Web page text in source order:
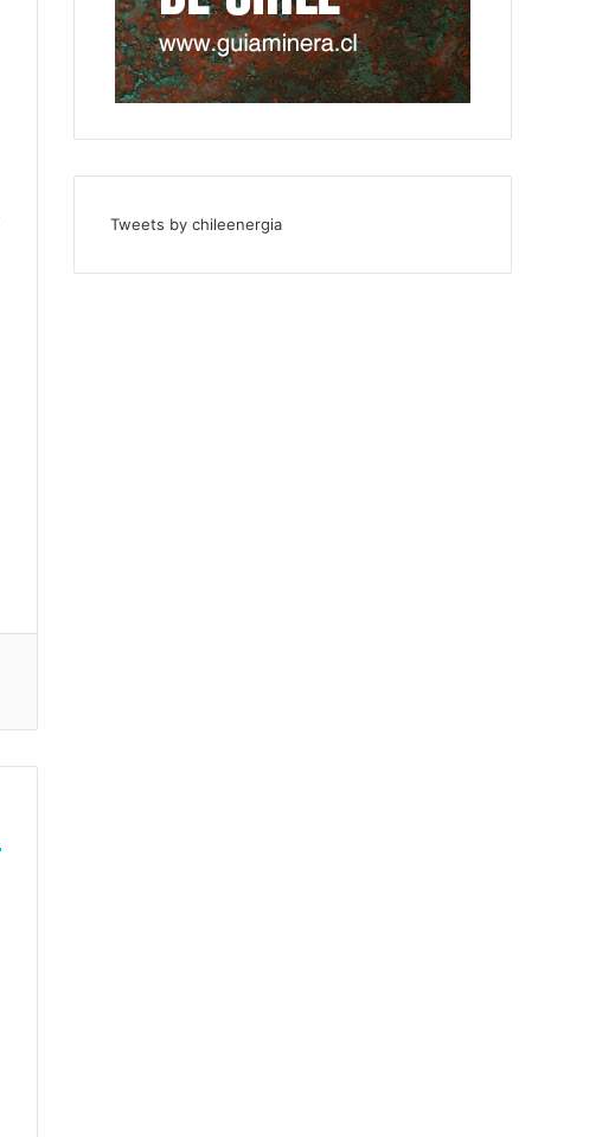
Tweets by chileenergia